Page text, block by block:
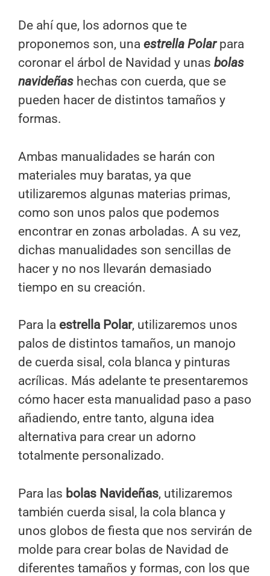
De ahí que, los adornos que te
proponemos son, una estrella Polar para
coronar el árbol de Navidad y unas bolas
navideñas hechas con cuerda, que se
pueden hacer de distintos tamaños y
formas.
Ambas manualidades se harán con
materiales muy baratas, ya que
utilizaremos algunas materias primas,
como son unos palos que podemos
encontrar en zonas arboladas. A su vez,
dichas manualidades son sencillas de
hacer y no nos llevarán demasiado
tiempo en su creación.
Para la estrella Polar, utilizaremos unos
palos de distintos tamaños, un manojo
de cuerda sisal, cola blanca y pinturas
acrílicas. Más adelante te presentaremos
cómo hacer esta manualidad paso a paso
añadiendo, entre tanto, alguna idea
alternativa para crear un adorno
totalmente personalizado.
Para las bolas Navideñas, utilizaremos
también cuerda sisal, la cola blanca y
unos globos de fiesta que nos servirán de
molde para crear bolas de Navidad de
diferentes tamaños y formas, con los que